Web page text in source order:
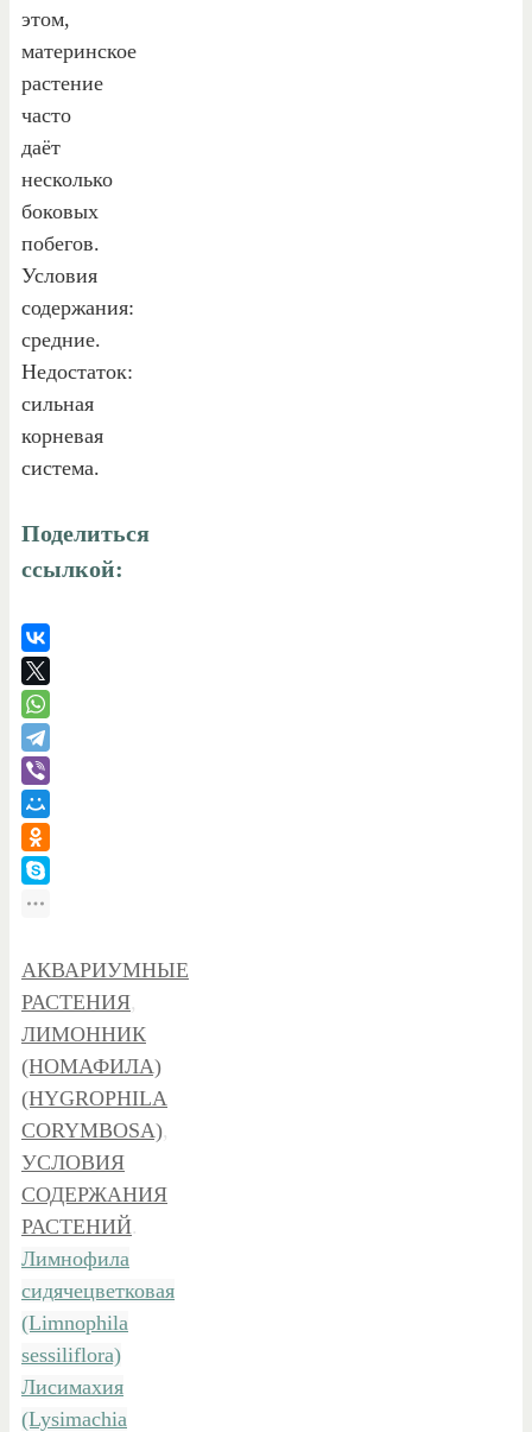
этом,
материнское
растение
часто
даёт
несколько
боковых
побегов.
Условия
содержания:
средние.
Недостаток:
сильная
корневая
система.
Поделиться
ссылкой:
АКВАРИУМНЫЕ
РАСТЕНИЯ,
ЛИМОННИК
(НОМАФИЛА)
(HYGROPHILA
CORYMBOSA),
УСЛОВИЯ
СОДЕРЖАНИЯ
РАСТЕНИЙ.
Лимнофила
сидячецветковая
(Limnophila
sessiliflora)
Лисимахия
(Lysimachia